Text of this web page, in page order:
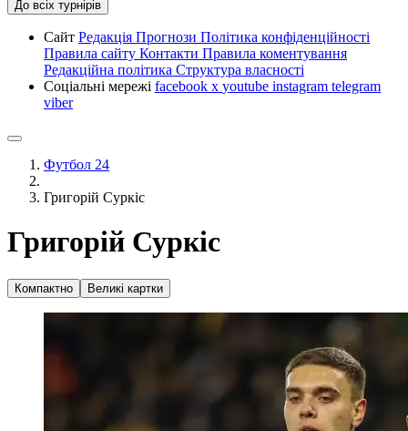
До всіх турнірів
Сайт Редакція Прогнози Політика конфіденційності
Правила сайту Контакти Правила коментування
Редакційна політика Структура власності
Соціальні мережі facebook x youtube instagram telegram
viber
Футбол 24
Григорій Суркіс
Григорій Суркіс
Компактно Великі картки